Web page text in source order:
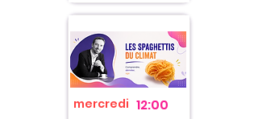
mercredi 12:00